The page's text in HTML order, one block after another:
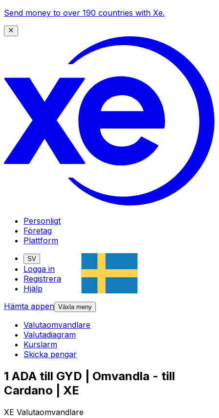
Send money to over 190 countries with Xe.
Personligt
Företag
Plattform
SV
Logga in
Registrera
Hjälp
Hämta appen Växla meny
Valutaomvandlare
Valutadiagram
Kurslarm
Skicka pengar
1 ADA till GYD | Omvandla - till
Cardano | XE
XE Valutaomvandlare